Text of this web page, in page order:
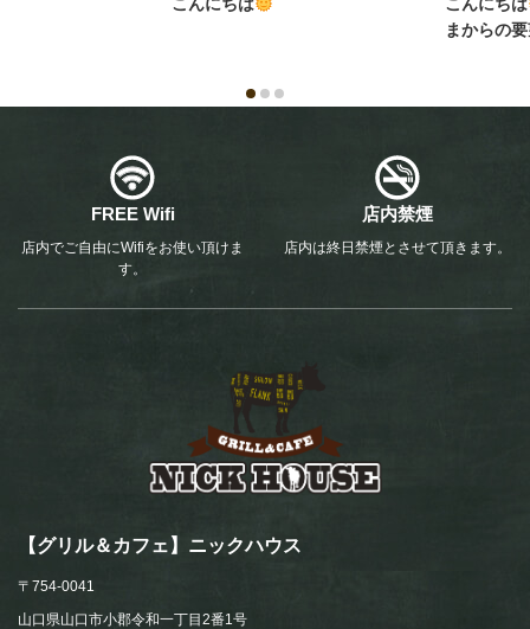
こんにちは
こんにちは
まからの
FREE Wifi
店内でご自由にWifiをお使い頂けま
す。
店内禁煙
店内は終日禁煙とさせて頂きます。
【グリル＆カフェ】ニックハウス
〒754-0041
山口県山口市小郡令和一丁目2番1号